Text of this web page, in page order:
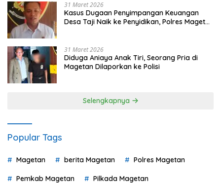
31 Maret 2026
Kasus Dugaan Penyimpangan Keuangan
Desa Taji Naik ke Penyidikan, Polres Magetan
31 Maret 2026
Diduga Aniaya Anak Tiri, Seorang Pria di
Magetan Dilaporkan ke Polisi
Selengkapnya
Popular Tags
Magetan berita Magetan Polres Magetan
Pemkab Magetan Pilkada Magetan